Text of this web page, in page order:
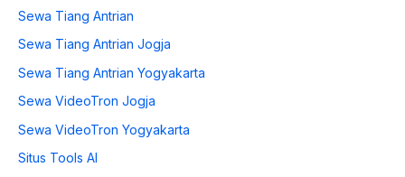
Sewa Tiang Antrian
Sewa Tiang Antrian Jogja
Sewa Tiang Antrian Yogyakarta
Sewa VideoTron Jogja
Sewa VideoTron Yogyakarta
Situs Tools AI